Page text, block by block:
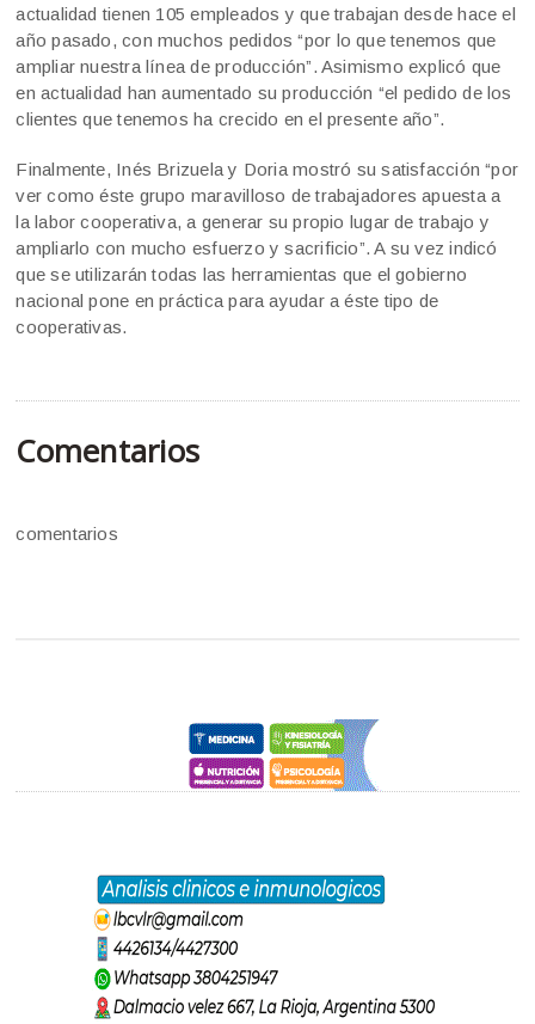
actualidad tienen 105 empleados y que trabajan desde hace el
año pasado, con muchos pedidos “por lo que tenemos que
ampliar nuestra línea de producción”. Asimismo explicó que
en actualidad han aumentado su producción “el pedido de los
clientes que tenemos ha crecido en el presente año”.
Finalmente, Inés Brizuela y Doria mostró su satisfacción “por
ver como éste grupo maravilloso de trabajadores apuesta a
la labor cooperativa, a generar su propio lugar de trabajo y
ampliarlo con mucho esfuerzo y sacrificio”. A su vez indicó
que se utilizarán todas las herramientas que el gobierno
nacional pone en práctica para ayudar a éste tipo de
cooperativas.
Comentarios
comentarios